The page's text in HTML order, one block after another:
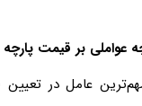
عواملی بر قیمت پارچه
عامل در تعیین